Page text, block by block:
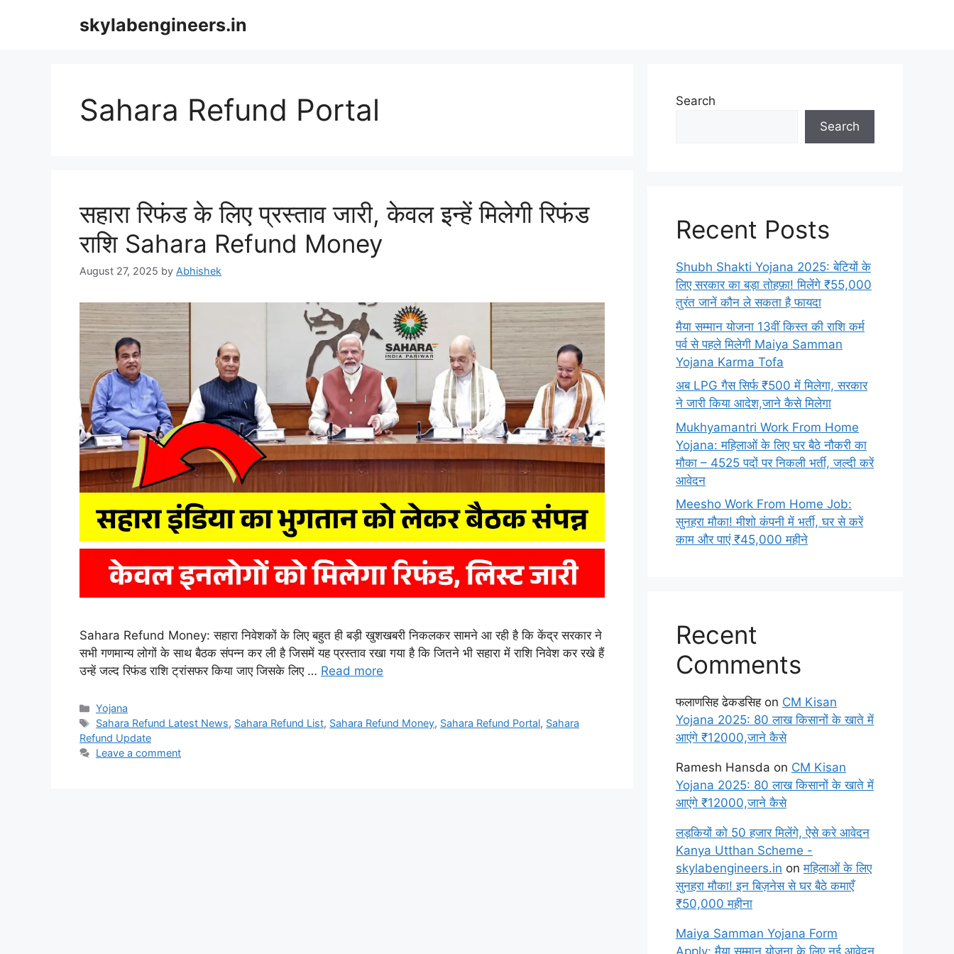
skylabengineers.in
Sahara Refund Portal
सहारा रिफंड के लिए प्रस्ताव जारी, केवल इन्हें मिलेगी रिफंड
राशि Sahara Refund Money
August 27, 2025 by Abhishek
Sahara Refund Money: सहारा निवेशकों के लिए बहुत ही बड़ी खुशखबरी निकलकर सामने आ रही है कि केंद्र सरकार ने
सभी गणमान्य लोगों के साथ बैठक संपन्न कर ली है जिसमें यह प्रस्ताव रखा गया है कि जितने भी सहारा में राशि निवेश कर रखे हैं
उन्हें जल्द रिफंड राशि ट्रांसफर किया जाए जिसके लिए … Read more
Categories
Yojana
Tags
Sahara Refund Latest News, Sahara Refund List, Sahara Refund Money, Sahara Refund Portal, Sahara
Refund Update
Leave a comment
Search
Search
Recent Posts
Shubh Shakti Yojana 2025: बेटियों के
लिए सरकार का बड़ा तोहफ़ा! मिलेंगे ₹55,000
तुरंत जानें कौन ले सकता है फायदा
मैया सम्मान योजना 13वीं किस्त की राशि कर्म
पर्व से पहले मिलेगी Maiya Samman
Yojana Karma Tofa
अब LPG गैस सिर्फ ₹500 में मिलेगा, सरकार
ने जारी किया आदेश,जाने कैसे मिलेगा
Mukhyamantri Work From Home
Yojana: महिलाओं के लिए घर बैठे नौकरी का
मौका – 4525 पदों पर निकली भर्ती, जल्दी करें
आवेदन
Meesho Work From Home Job:
सुनहरा मौका! मीशो कंपनी में भर्ती, घर से करें
काम और पाएं ₹45,000 महीने
Recent
Comments
फलाणसिह ढेकडसिहon CM Kisan
Yojana 2025: 80 लाख किसानों के खाते में
आएंगे ₹12000,जाने कैसे
Ramesh Hansda on CM Kisan
Yojana 2025: 80 लाख किसानों के खाते में
आएंगे ₹12000,जाने कैसे
लड़कियों को 50 हजार मिलेंगे, ऐसे करे आवेदन
Kanya Utthan Scheme -
skylabengineers.in onमहिलाओं के लिए
सुनहरा मौका! इन बिज़नेस से घर बैठे कमाएँ
₹50,000 महीना
Maiya Samman Yojana Form
Apply: मैया सम्मान योजना के लिए नई आवेदन